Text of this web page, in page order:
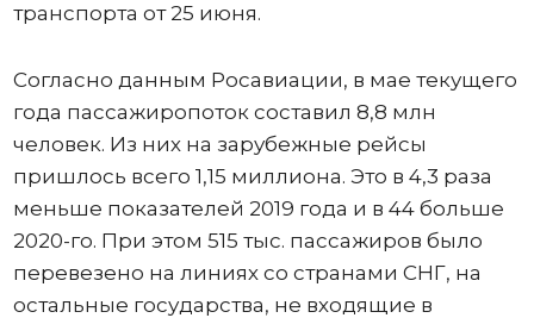
транспорта от 25 июня.
Согласно данным Росавиации, в мае текущего
года пассажиропоток составил 8,8 млн
человек. Из них на зарубежные рейсы
пришлось всего 1,15 миллиона. Это в 4,3 раза
меньше показателей 2019 года и в 44 больше
2020-го. При этом 515 тыс. пассажиров было
перевезено на линиях со странами СНГ, на
остальные государства, не входящие в